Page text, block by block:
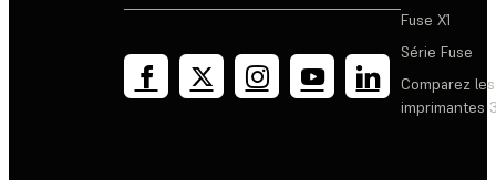
Fuse X1
Série Fuse
Comparez les
imprimantes